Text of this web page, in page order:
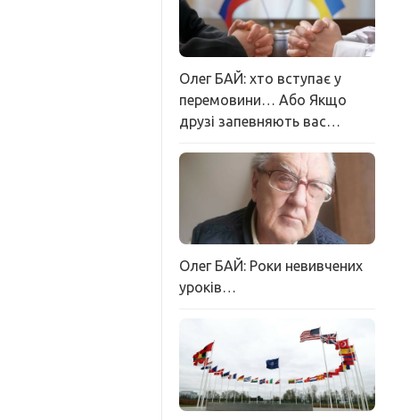
Олег БАЙ: хто вступає у
перемовини… Або Якщо
друзі запевняють вас…
Олег БАЙ: Роки невивчених
уроків…